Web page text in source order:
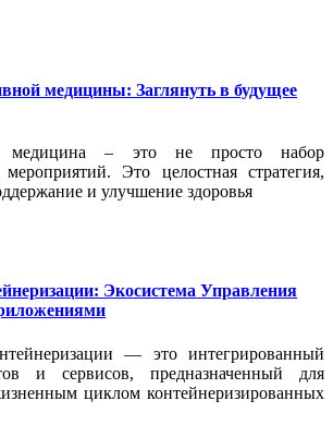
медицины: Заглянуть в будущее
медицина – это не просто набор
Это целостная стратегия,
и улучшение здоровья
Экосистема Управления
— это интегрированный
и сервисов, предназначенный для
циклом контейнеризированных